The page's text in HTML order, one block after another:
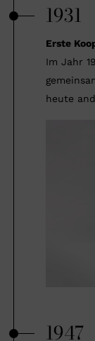
1931
Erste
Im Jahr
heute
1947